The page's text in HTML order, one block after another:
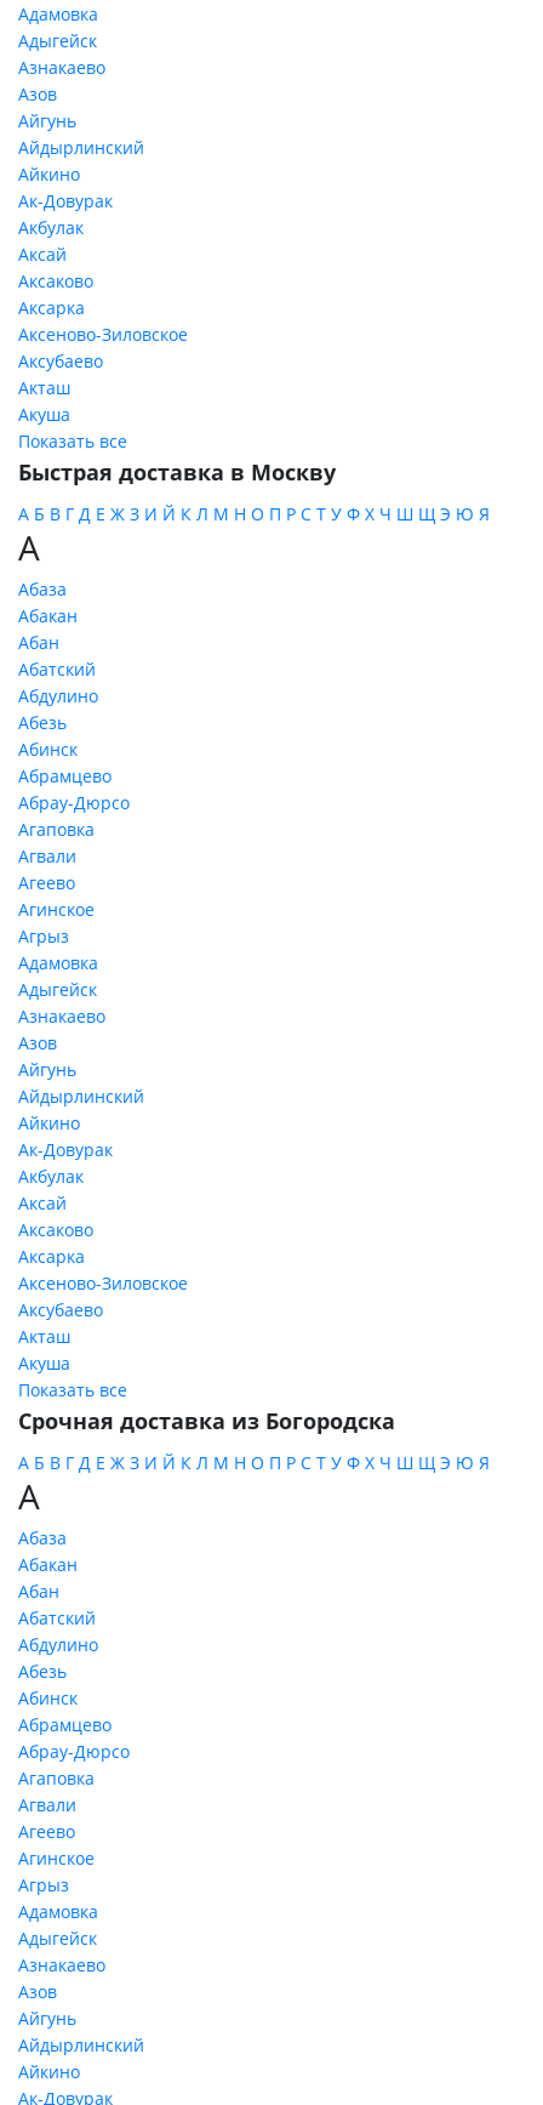
Адамовка
Адыгейск
Азнакаево
Азов
Айгунь
Айдырлинский
Айкино
Ак-Довурак
Акбулак
Аксай
Аксаково
Аксарка
Аксеново-Зиловское
Аксубаево
Акташ
Акуша
Показать все
Быстрая доставка в Москву
А Б В Г Д Е Ж З И Й К Л М Н О П Р С Т У Ф Х Ч Ш Щ Э Ю Я
А
Абаза
Абакан
Абан
Абатский
Абдулино
Абезь
Абинск
Абрамцево
Абрау-Дюрсо
Агаповка
Агвали
Агеево
Агинское
Агрыз
Адамовка
Адыгейск
Азнакаево
Азов
Айгунь
Айдырлинский
Айкино
Ак-Довурак
Акбулак
Аксай
Аксаково
Аксарка
Аксеново-Зиловское
Аксубаево
Акташ
Акуша
Показать все
Срочная доставка из Богородска
А Б В Г Д Е Ж З И Й К Л М Н О П Р С Т У Ф Х Ч Ш Щ Э Ю Я
А
Абаза
Абакан
Абан
Абатский
Абдулино
Абезь
Абинск
Абрамцево
Абрау-Дюрсо
Агаповка
Агвали
Агеево
Агинское
Агрыз
Адамовка
Адыгейск
Азнакаево
Азов
Айгунь
Айдырлинский
Айкино
Ак-Довурак